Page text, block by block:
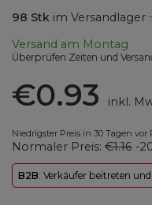
98 Stk im Versandlager
Versand am Montag
Überprüfen Zeiten und
€0.93 inkl.
Niedrigster Preis in 30 Tagen vor
Normaler Preis: €1.16 -
B2B: Verkäufer beitreten und